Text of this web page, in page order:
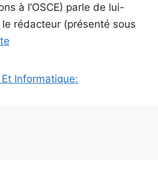
à l’OSCE) parle de lui-
rédacteur (présenté sous
Informatique: